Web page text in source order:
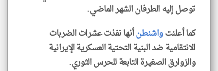
توصل إليه الطرفان الشهر الماضي.
كما أعلنتواشنطنأنها نفذت عشرات الضربات
الانتقامية ضد البنية التحتية العسكرية الإيرانية
والزوارق الصغيرة التابعة للحرس الثوري.